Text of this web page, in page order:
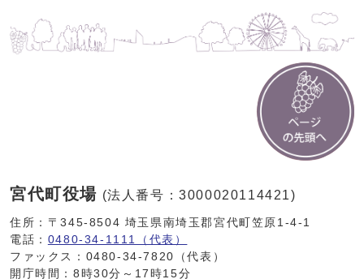
宮代町役場 (法人番号：3000020114421)
住所：〒345-8504 埼玉県南埼玉郡宮代町笠原1-4-1
電話： 0480-34-1111（代表）
ファックス：0480-34-7820（代表）
開庁時間：8時30分～17時15分